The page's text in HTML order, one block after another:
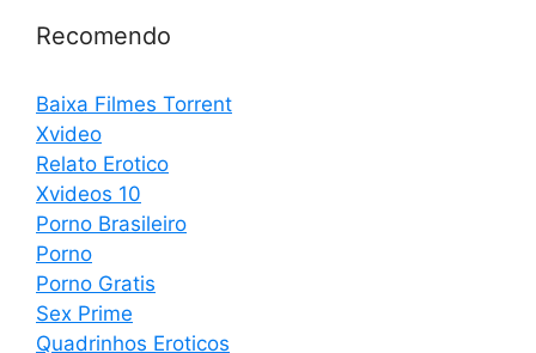
Recomendo
Baixa Filmes Torrent
Xvideo
Relato Erotico
Xvideos 10
Porno Brasileiro
Porno
Porno Gratis
Sex Prime
Quadrinhos Eroticos